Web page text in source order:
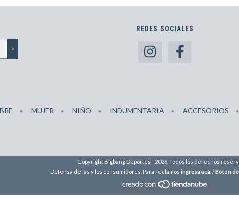
REDES SOCIALES
MUJER NIÑO INDUMENTARIA ACCESORIOS
Copyright Bigbang Deportes - 2026. Todos los derechos
Defensa de las y los consumidores. Para reclamos ingresá acá./Botón